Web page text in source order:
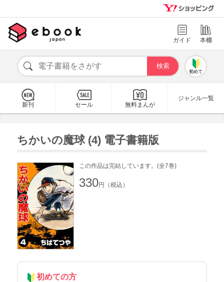
ガイド 本棚
初めて
新刊 セール 無料まんが
ジャンル一覧
ちかいの魔球 (4) 電子書籍版
この作品は完結しています。(全7巻)
330円（税込）
初めての方